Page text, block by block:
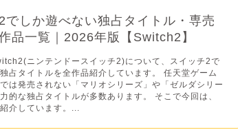
でしか遊べない独占タイトル・専売
品一覧｜2026年版【Switch2】
ニンテンドースイッチ2)について、スイッチ2で
占タイトルを全作品紹介しています。 任天堂ゲーム
は発売されない「マリオシリーズ」や「ゼルダシリー
的な独占タイトルが多数あります。 そこで今回は、
介しています。...